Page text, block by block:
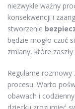
niezwykle ważny
konsekwencji i
stworzenie
będzie mogło czuć
zmiany, które
Regularne
procesu. Warto
obawach i
dziecku zrozumieć